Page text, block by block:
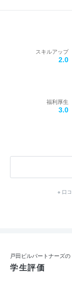
福利厚生
3.0
スキルアップ
2.0
※ 口
戸田ビルパートナーズの
学生評価